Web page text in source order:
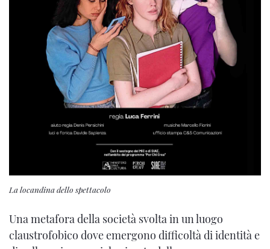
La locandina dello spettacolo
Una metafora della società svolta in un luogo
claustrofobico dove emergono difficoltà di identità e